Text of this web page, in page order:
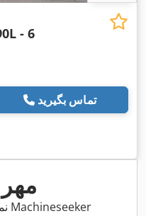
- 6
تماس بگیرید
نمایندگان فروش مورد تأیید Machineseeker